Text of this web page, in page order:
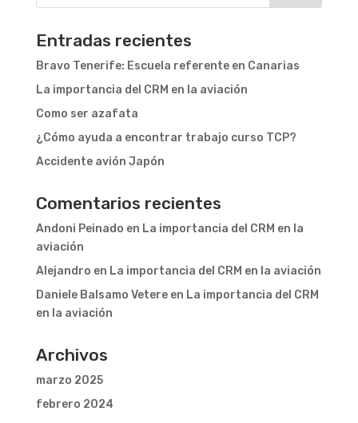
Entradas recientes
Bravo Tenerife: Escuela referente en Canarias
La importancia del CRM en la aviación
Como ser azafata
¿Cómo ayuda a encontrar trabajo curso TCP?
Accidente avión Japón
Comentarios recientes
Andoni Peinado en La importancia del CRM en la
aviación
Alejandro en La importancia del CRM en la aviación
Daniele Balsamo Vetereen La importancia del CRM
en la aviación
Archivos
marzo 2025
febrero 2024